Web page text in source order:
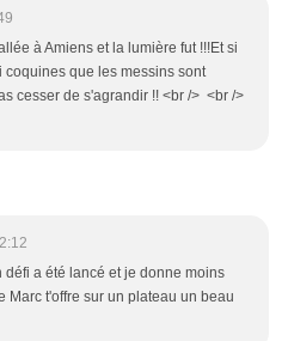
à Amiens et la lumière fut !!!Et si
coquines que les messins sont
cesser de s'agrandir !! <br /> <br />
défi a été lancé et je donne moins
Marc t'offre sur un plateau un beau